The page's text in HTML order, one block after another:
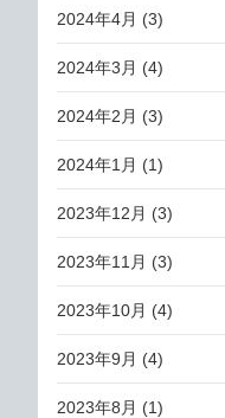
2024年4月 (3)
2024年3月 (4)
2024年2月 (3)
2024年1月 (1)
2023年12月 (3)
2023年11月 (3)
2023年10月 (4)
2023年9月 (4)
2023年8月 (1)